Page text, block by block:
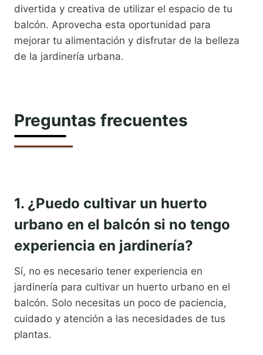
divertida y creativa de utilizar el espacio de tu
balcón. Aprovecha esta oportunidad para
mejorar tu alimentación y disfrutar de la belleza
de la jardinería urbana.
Preguntas frecuentes
1. ¿Puedo cultivar un huerto
urbano en el balcón si no tengo
experiencia en jardinería?
Sí, no es necesario tener experiencia en
jardinería para cultivar un huerto urbano en el
balcón. Solo necesitas un poco de paciencia,
cuidado y atención a las necesidades de tus
plantas.